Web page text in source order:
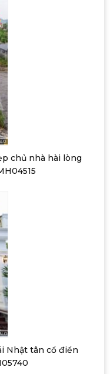
chủ nhà hài lòng
Nhật tân cổ điển